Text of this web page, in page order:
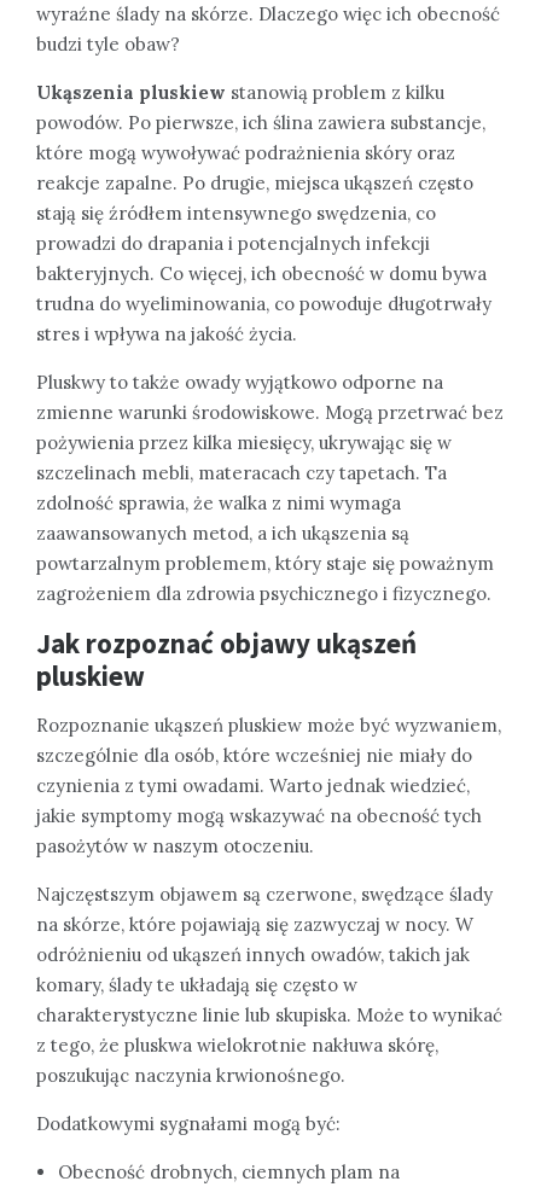
wyraźne ślady na skórze. Dlaczego więc ich obecność
budzi tyle obaw?
Ukąszenia pluskiew stanowią problem z kilku
powodów. Po pierwsze, ich ślina zawiera substancje,
które mogą wywoływać podrażnienia skóry oraz
reakcje zapalne. Po drugie, miejsca ukąszeń często
stają się źródłem intensywnego swędzenia, co
prowadzi do drapania i potencjalnych infekcji
bakteryjnych. Co więcej, ich obecność w domu bywa
trudna do wyeliminowania, co powoduje długotrwały
stres i wpływa na jakość życia.
Pluskwy to także owady wyjątkowo odporne na
zmienne warunki środowiskowe. Mogą przetrwać bez
pożywienia przez kilka miesięcy, ukrywając się w
szczelinach mebli, materacach czy tapetach. Ta
zdolność sprawia, że walka z nimi wymaga
zaawansowanych metod, a ich ukąszenia są
powtarzalnym problemem, który staje się poważnym
zagrożeniem dla zdrowia psychicznego i fizycznego.
Jak rozpoznać objawy ukąszeń
pluskiew
Rozpoznanie ukąszeń pluskiew może być wyzwaniem,
szczególnie dla osób, które wcześniej nie miały do
czynienia z tymi owadami. Warto jednak wiedzieć,
jakie symptomy mogą wskazywać na obecność tych
pasożytów w naszym otoczeniu.
Najczęstszym objawem są czerwone, swędzące ślady
na skórze, które pojawiają się zazwyczaj w nocy. W
odróżnieniu od ukąszeń innych owadów, takich jak
komary, ślady te układają się często w
charakterystyczne linie lub skupiska. Może to wynikać
z tego, że pluskwa wielokrotnie nakłuwa skórę,
poszukując naczynia krwionośnego.
Dodatkowymi sygnałami mogą być:
Obecność drobnych, ciemnych plam na